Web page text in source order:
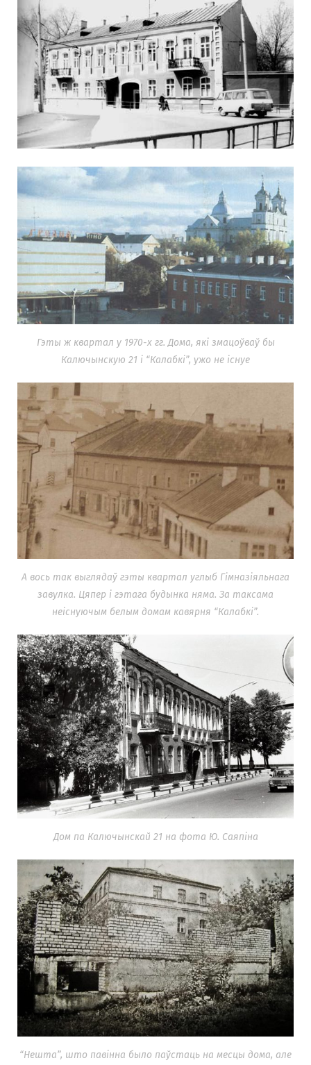
Гэты ж квартал у 1970-х гг. Дома, які змацоўваў бы
Калючынскую 21 і “Калабкі”, ужо не існуе
А вось так выглядаў гэты квартал углыб Гімназіяльнага
завулка. Цяпер і гэтага будынка няма. За таксама
неіснуючым белым домам кавярня “Калабкі”.
Дом па Калючынскай 21 на фота Ю. Саяпіна
“Нешта”, што павінна было паўстаць на месцы дома, але